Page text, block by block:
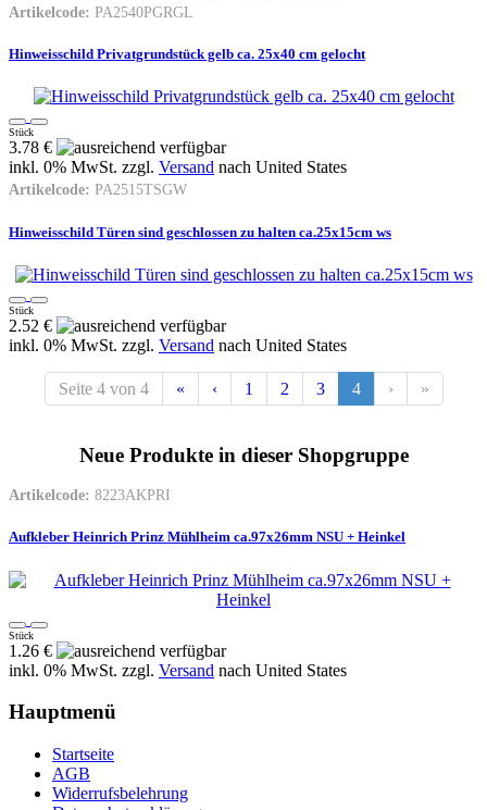
Artikelcode: PA2540PGRGL
Hinweisschild Privatgrundstück gelb ca. 25x40 cm gelocht
Stück
3.78 €
inkl. 0% MwSt. zzgl. Versand nach United States
Artikelcode: PA2515TSGW
Hinweisschild Türen sind geschlossen zu halten ca.25x15cm ws
Stück
2.52 €
inkl. 0% MwSt. zzgl. Versand nach United States
Seite 4 von 4 « ‹ 1 2 3 4 › »
Neue Produkte in dieser Shopgruppe
Artikelcode: 8223AKPRI
Aufkleber Heinrich Prinz Mühlheim ca.97x26mm NSU + Heinkel
Stück
1.26 €
inkl. 0% MwSt. zzgl. Versand nach United States
Hauptmenü
Startseite
AGB
Widerrufsbelehrung